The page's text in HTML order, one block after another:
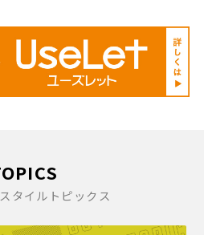
タイルトピックス